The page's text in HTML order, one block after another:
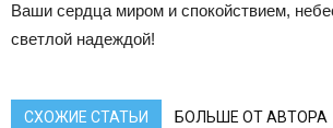
Ваши сердца миром и спокойствием,
светлой надеждой!
СХОЖИЕ СТАТЬИ БОЛЬШЕ ОТ АВТОРА